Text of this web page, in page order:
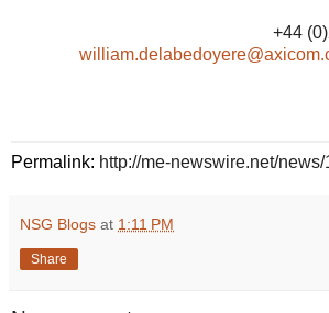
Permalink: http://me-newswire.net/
NSG Blogs at 1:11 PM
Share